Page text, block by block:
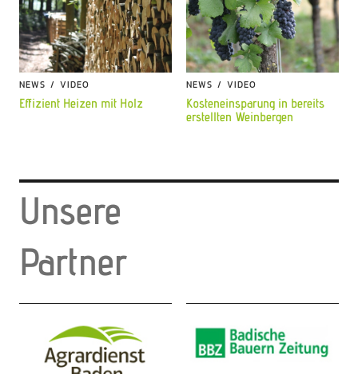
NEWS VIDEO
Effizient Heizen mit Holz
NEWS VIDEO
Kosteneinsparung in bereits
erstellten Weinbergen
Unsere
Partner